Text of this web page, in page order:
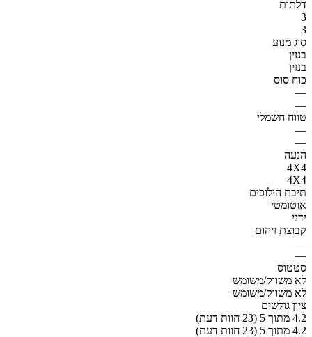
דלתות
3
3
סוג מנוע
בנזין
בנזין
כוח סוס
—
—
טווח חשמלי
—
—
הנעה
4X4
4X4
תיבת הילוכים
אוטומטי
ידני
קבוצת זיהום
—
—
סטטוס
לא משווק/משומש
לא משווק/משומש
ציון גולשים
4.2 מתוך 5 (23 חוות דעת)
4.2 מתוך 5 (23 חוות דעת)